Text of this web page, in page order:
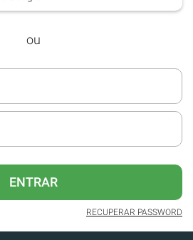
de 2016.
formato digital da SÁBADO
reduzida e não invasiva
de ler e/ou ouvir artigos.
em produtos,
desportivos e
ou
ENTRAR
RECUPERAR PASSWORD